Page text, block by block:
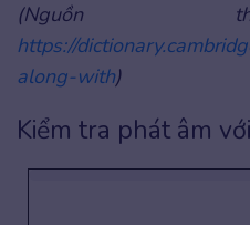
(Nguồn
https://
along-with)
Kiểm tra phát âm